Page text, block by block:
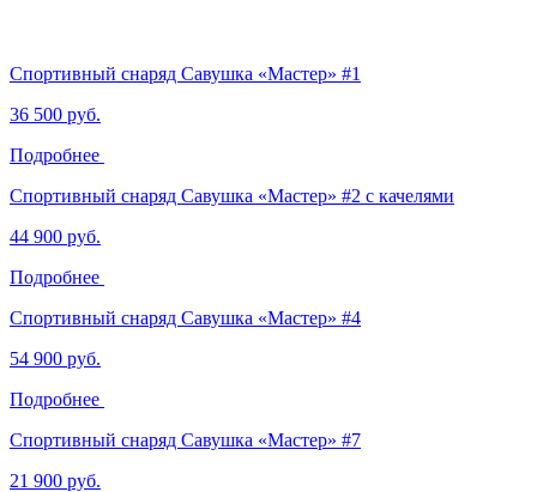
Спортивный снаряд Савушка «‎Мастер» #1
36 500 руб.
Подробнее
Спортивный снаряд Савушка «‎Мастер» #2 с качелями
44 900 руб.
Подробнее
Спортивный снаряд Савушка «‎Мастер» #4
54 900 руб.
Подробнее
Спортивный снаряд Савушка «‎Мастер» #7
21 900 руб.